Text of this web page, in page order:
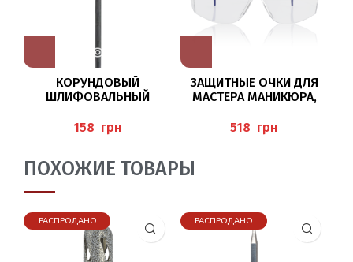
КОРУНДОВЫЙ
ШЛИФОВАЛЬНЫЙ
BUSCH
грн
ЗАЩИТНЫЕ ОЧКИ ДЛЯ
МАСТЕРА МАНИКЮРА,
(ARBEITSSCHUTZBRILLE
MIT SEITENSCHUTZ),
грн
ПОХОЖИЕ ТОВАРЫ
РАСПРОДАНО РАСПРОДАНО